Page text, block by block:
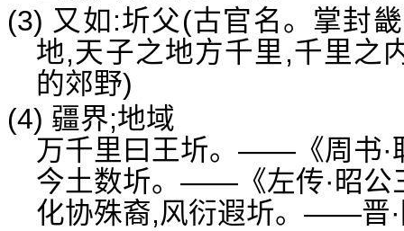
(3) 又如:圻父(古官名。掌封
地,天子之地方千里,千里之
的郊野)
(4) 疆界;地域
万千里曰王圻。——《周书·
今土数圻。——《左传·昭公
化协殊裔,风衍遐圻。——晋